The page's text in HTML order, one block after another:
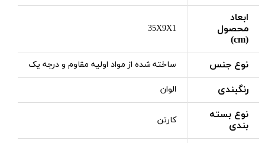
ابعاد
محصول
(cm)
35X9X1
نوع جنس ساخته شده از مواد اولیه مقاوم و درجه یک
رنگبندی الوان
نوع بسته
بندی
کارتن